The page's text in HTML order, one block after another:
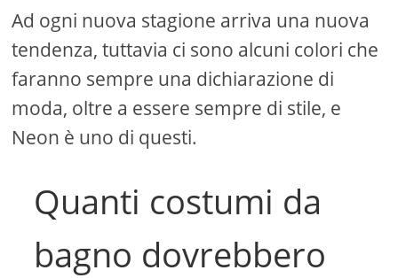
Ad ogni nuova stagione arriva una nuova
tendenza, tuttavia ci sono alcuni colori che
faranno sempre una dichiarazione di
moda, oltre a essere sempre di stile, e
Neon è uno di questi.
Quanti costumi da
bagno dovrebbero